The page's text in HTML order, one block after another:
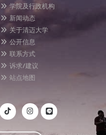
学院及行政机构
新闻动态
关于清迈大学
公开信息
联系方式
诉求/建议
站点地图